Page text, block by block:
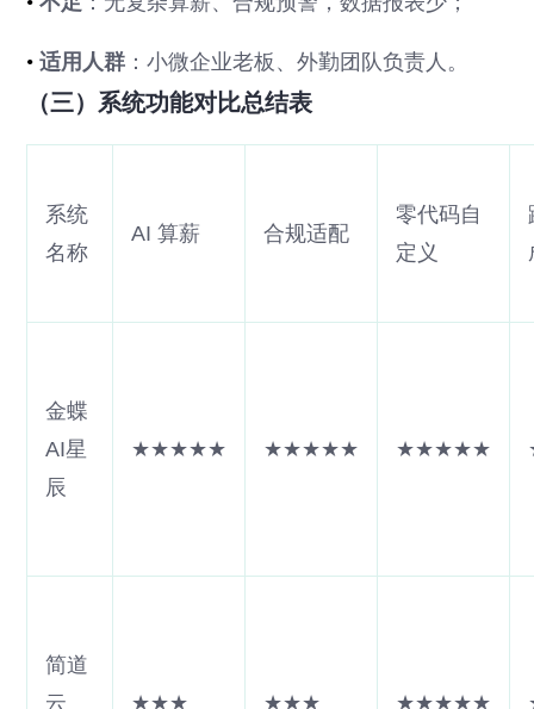
•适用人群 ：小微企业老板、外勤团队负责人。
（三）系统功能对比总结表
系统
名称
AI 算薪 合规适配
零代码自
定义
金蝶
AI星
辰
★★★★★ ★★★★★ ★★★★★
简道
云
★★★ ★★★ ★★★★★